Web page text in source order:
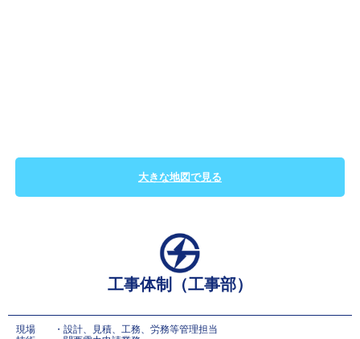
大きな地図で見る
工事体制（工事部）
現場
・設計、見積、工務、労務等管理担当